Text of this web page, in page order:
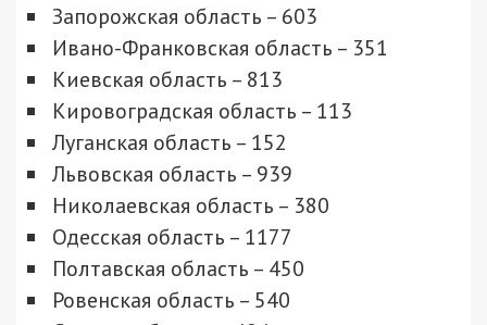
Запорожская область – 603
Ивано-Франковская область – 351
Киевская область – 813
Кировоградская область – 113
Луганская область – 152
Львовская область – 939
Николаевская область – 380
Одесская область – 1177
Полтавская область – 450
Ровенская область – 540